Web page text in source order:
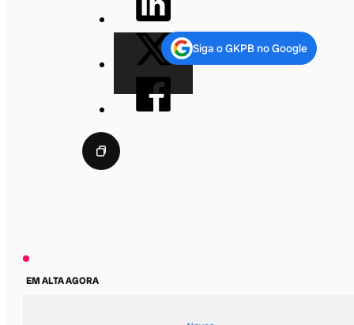
Siga o GKPB no Google
EM ALTA AGORA